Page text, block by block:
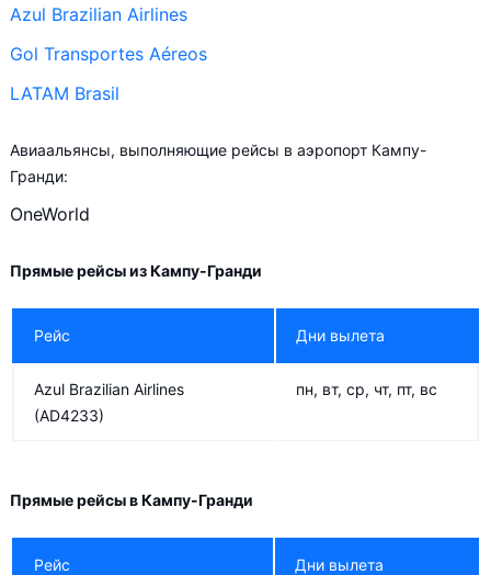
Azul Brazilian Airlines
Gol Transportes Aéreos
LATAM Brasil
Авиаальянсы, выполняющие рейсы в аэропорт Кампу-
Гранди:
OneWorld
Прямые рейсы из Кампу-Гранди
Рейс Дни вылета
Azul Brazilian Airlines
(AD4233)
пн, вт, ср, чт, пт, вс
Прямые рейсы в Кампу-Гранди
Рейс Дни вылета